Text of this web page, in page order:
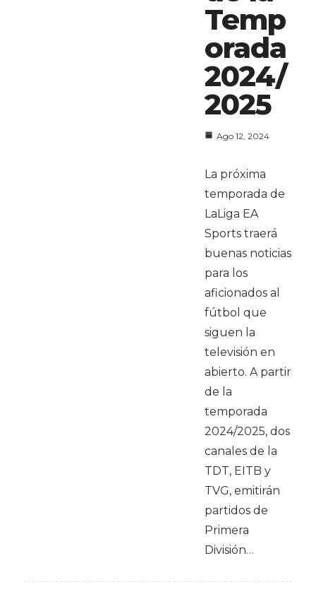
Temp
orada
2024/
2025
Ago 12, 2024
La próxima
temporada de
LaLiga EA
Sports traerá
buenas noticias
para los
aficionados al
fútbol que
siguen la
televisión en
abierto. A partir
de la
temporada
2024/2025, dos
canales de la
TDT, EITB y
TVG, emitirán
partidos de
Primera
División…